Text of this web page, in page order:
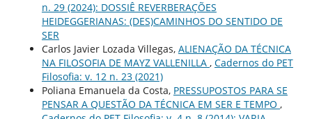
n. 29 (2024): DOSSIÊ REVERBERAÇÕES
HEIDEGGERIANAS: (DES)CAMINHOS DO SENTIDO DE
SER
Carlos Javier Lozada Villegas, ALIENAÇÃO DA TÉCNICA
NA FILOSOFIA DE MAYZ VALLENILLA , Cadernos do PET
Filosofia: v. 12 n. 23 (2021)
Poliana Emanuela da Costa, PRESSUPOSTOS PARA SE
PENSAR A QUESTÃO DA TÉCNICA EM SER E TEMPO ,